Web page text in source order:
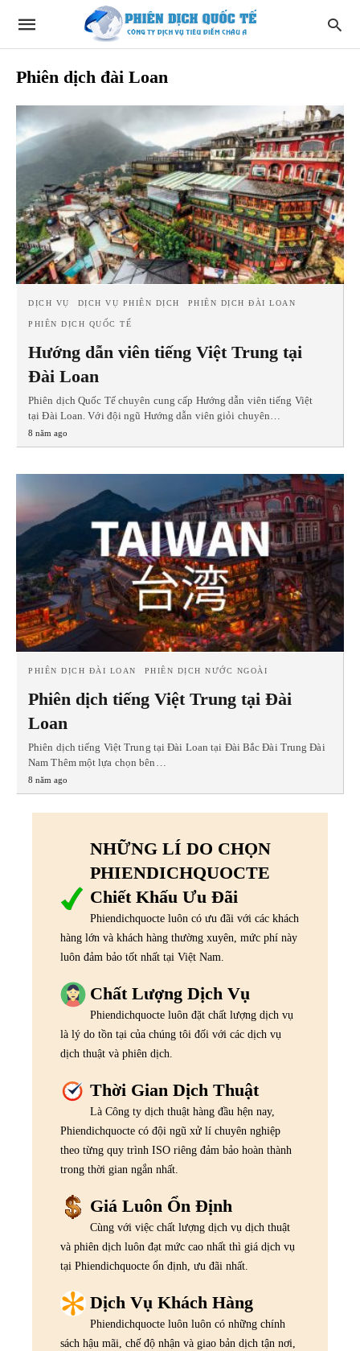
Phiên dịch đài Loan
DỊCH VỤ DỊCH VỤ PHIÊN DỊCH PHIÊN DỊCH ĐÀI LOAN
PHIÊN DỊCH QUỐC TẾ
Hướng dẫn viên tiếng Việt Trung tại
Đài Loan
Phiên dịch Quốc Tế chuyên cung cấp Hướng dẫn viên tiếng Việt
tại Đài Loan. Với đội ngũ Hướng dẫn viên giỏi chuyên…
8 năm ago
PHIÊN DỊCH ĐÀI LOAN PHIÊN DỊCH NƯỚC NGOÀI
Phiên dịch tiếng Việt Trung tại Đài
Loan
Phiên dịch tiếng Việt Trung tại Đài Loan tại Đài Bắc Đài Trung Đài
Nam Thêm một lựa chọn bên…
8 năm ago
NHỮNG LÍ DO CHỌN
PHIENDICHQUOCTE
Chiết Khấu Ưu Đãi
Phiendichquocte luôn có ưu đãi với các khách
hàng lớn và khách hàng thường xuyên, mức phí này
luôn đảm bảo tốt nhất tại Việt Nam.
Chất Lượng Dịch Vụ
Phiendichquocte luôn đặt chất lượng dịch vụ
là lý do tồn tại của chúng tôi đối với các dịch vụ
dịch thuật và phiên dịch.
Thời Gian Dịch Thuật
Là Công ty dịch thuật hàng đầu hện nay,
Phiendichquocte có đội ngũ xử lí chuyên nghiệp
theo từng quy trình ISO riêng đảm bảo hoàn thành
trong thời gian ngắn nhất.
Giá Luôn Ổn Định
Cùng với việc chất lượng dịch vụ dịch thuật
và phiên dịch luôn đạt mức cao nhất thì giá dịch vụ
tại Phiendichquocte ổn định, ưu đãi nhất.
Dịch Vụ Khách Hàng
Phiendichquocte luôn luôn có những chính
sách hậu mãi, chế độ nhận và giao bản dịch tận nơi,